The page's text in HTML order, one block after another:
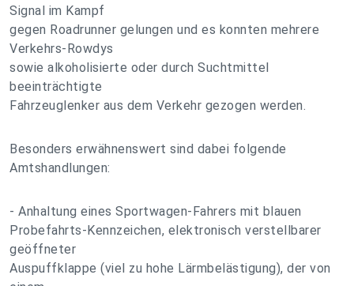
Signal im Kampf
gegen Roadrunner gelungen und es konnten mehrere
Verkehrs-Rowdys
sowie alkoholisierte oder durch Suchtmittel
beeinträchtigte
Fahrzeuglenker aus dem Verkehr gezogen werden.
Besonders erwähnenswert sind dabei folgende
Amtshandlungen:
- Anhaltung eines Sportwagen-Fahrers mit blauen
Probefahrts-Kennzeichen, elektronisch verstellbarer
geöffneter
Auspuffklappe (viel zu hohe Lärmbelästigung), der von